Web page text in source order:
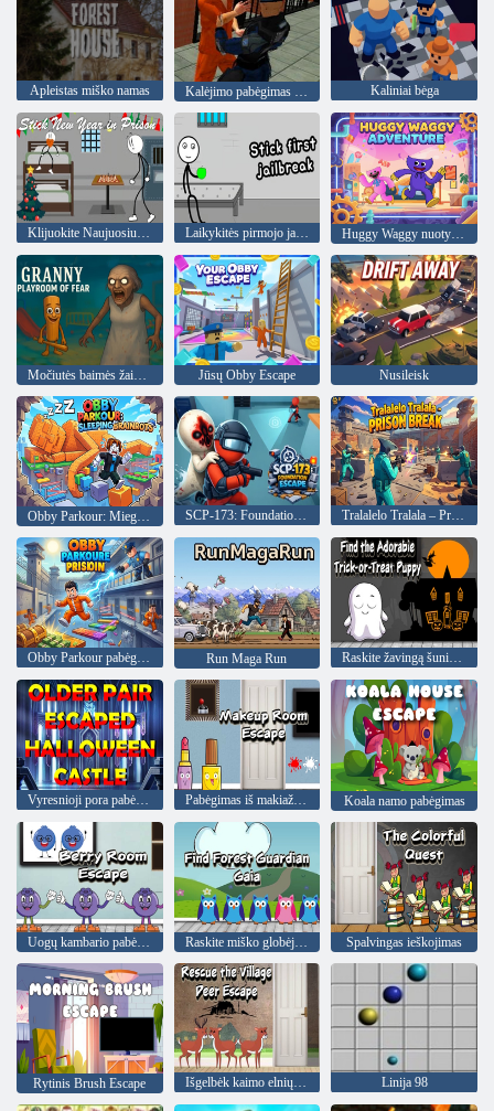
Apleistas miško namas Kalėjimo pabėgimas 2020 m Kaliniai bėga
Laikykitės pirmojo jailbreak Huggy Waggy nuotykis
Jūsų Obby Escape Nusileisk
Obby Parkour: Miegantys smegenys SCP-173: Foundation Escape Tralalelo Tralala – Prison Break
Obby Parkour pabėgimo kalėjimas Run Maga Run Raskite žavingą šuniuką
Pabėgimas iš makiažo kambario Koala namo pabėgimas
Raskite miško globėją Gaia Spalvingas ieškojimas
Rytinis Brush Escape Išgelbėk kaimo elnių pabėgimą Linija 98